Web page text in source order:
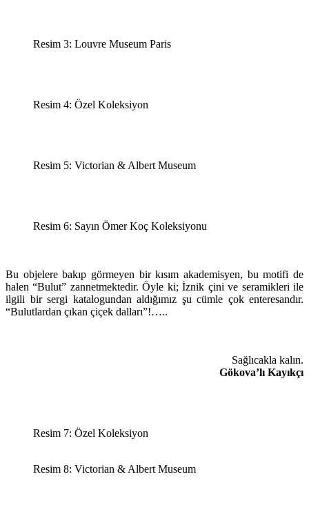
Resim 3: Louvre Museum Paris
Resim 4: Özel Koleksiyon
Resim 5: Victorian & Albert Museum
Resim 6: Sayın Ömer Koç Koleksiyonu
Bu objelere bakıp görmeyen bir kısım akademisyen, bu motifi de
halen “Bulut” zannetmektedir. Öyle ki; İznik çini ve seramikleri ile
ilgili bir sergi katalogundan aldığımız şu cümle çok enteresandır.
“Bulutlardan çıkan çiçek dalları”!…..
Sağlıcakla kalın.
Gökova’lı Kayıkçı
Resim 7: Özel Koleksiyon
Resim 8: Victorian & Albert Museum